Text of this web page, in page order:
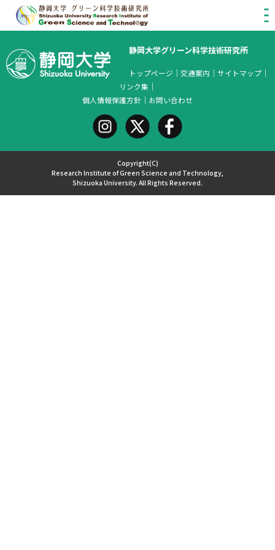
静岡大学グリーン科学技術研究所
トップページ ｜ 交通案内 ｜ サイトマップ ｜
リンク集 ｜
個人情報保護方針 ｜ お問い合わせ
Copyright(C)
Research Institute of Green Science and Technology,
Shizuoka University. All Rights Reserved.